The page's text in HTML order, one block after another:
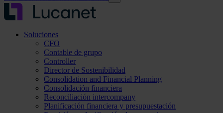
Soluciones
CFO
Contable de grupo
Controller
Director de Sostenibilidad
Consolidation and Financial Planning
Consolidación financiera
Reconciliación intercompany
Planificación financiera y presupuestación